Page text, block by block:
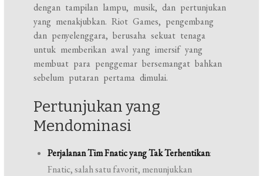
dengan tampilan lampu, musik, dan pertunjukan
yang menakjubkan. Riot Games, pengembang
dan penyelenggara, berusaha sekuat tenaga
untuk memberikan awal yang imersif yang
membuat para penggemar bersemangat bahkan
sebelum putaran pertama dimulai.
Pertunjukan yang
Mendominasi
Perjalanan Tim Fnatic yang Tak Terhentikan:
Fnatic, salah satu favorit, menunjukkan